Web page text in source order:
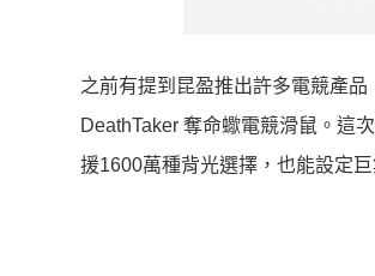
之前有提到昆盈推出許多電競產
DeathTaker 奪命蠍電競滑鼠。這
援1600萬種背光選擇，也能設定巨